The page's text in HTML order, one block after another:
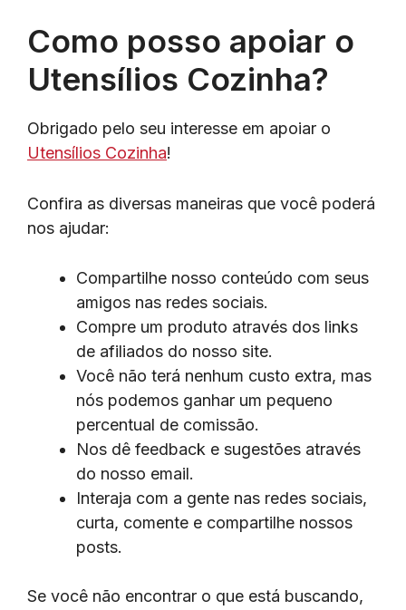
Como posso apoiar o
Utensílios Cozinha?
Obrigado pelo seu interesse em apoiar o
Utensílios Cozinha!
Confira as diversas maneiras que você poderá
nos ajudar:
Compartilhe nosso conteúdo com seus
amigos nas redes sociais.
Compre um produto através dos links
de afiliados do nosso site.
Você não terá nenhum custo extra, mas
nós podemos ganhar um pequeno
percentual de comissão.
Nos dê feedback e sugestões através
do nosso email.
Interaja com a gente nas redes sociais,
curta, comente e compartilhe nossos
posts.
Se você não encontrar o que está buscando,